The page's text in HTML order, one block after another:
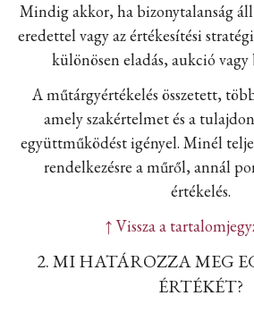
Mindig akkor, ha bizonytalanság
eredettel vagy az értékesítési
különösen eladás, aukció
A műtárgyértékelés összetett,
amely szakértelmet és a
együttműködést igényel. Minél
rendelkezésre a műről, annál
értékelés.
↑ Vissza a
2. MI HATÁROZZA MEG
ÉRTÉKÉT?